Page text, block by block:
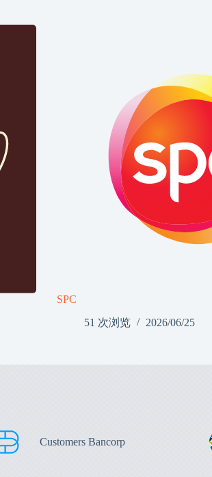
SPC
51 次浏览
2026/06/25
Customers Bancorp